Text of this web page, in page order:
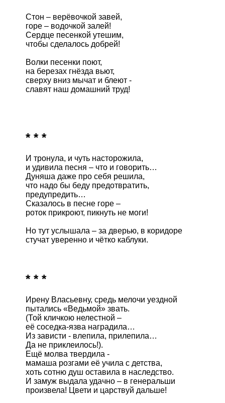
Стон – верёвочкой завей,
горе – водочкой залей!
Сердце песенкой утешим,
чтобы сделалось добрей!
Волки песенки поют,
на березах гнёзда вьют,
сверху вниз мычат и блеют -
славят наш домашний труд!
* * *
И тронула, и чуть насторожила,
и удивила песня – что и говорить…
Дуняша даже про себя решила,
что надо бы беду предотвратить,
предупредить…
Сказалось в песне горе –
роток прикроют, пикнуть не моги!
Но тут услышала – за дверью, в коридоре
стучат уверенно и чётко каблуки.
* * *
Ирену Власьевну, средь мелочи уездной
пытались «Ведьмой» звать.
(Той кличкою нелестной –
её соседка-язва наградила…
Из зависти - влепила, прилепила…
Да не приклеилось!).
Ещё молва твердила -
мамаша розгами её учила с детства,
хоть сотню душ оставила в наследство.
И замуж выдала удачно – в генеральши
произвела! Цвети и царствуй дальше!